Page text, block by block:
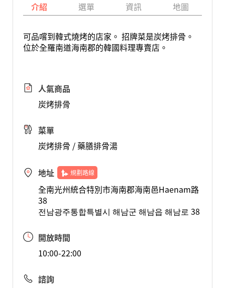
介紹 選單 資訊 地圖
可品嚐到韓式燒烤的店家。 招牌菜是炭烤排骨。
位於全羅南道海南郡的韓國料理專賣店。
人氣商品
炭烤排骨
菜單
炭烤排骨 / 藥膳排骨湯
地址 規劃路線
全南光州統合特別市海南郡海南邑Haenam路
38
전남광주통합특별시 해남군 해남읍 해남로 38
開放時間
10:00-22:00
諮詢